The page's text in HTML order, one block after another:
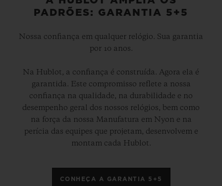
PADRÕES: GARANTIA 5+5
Nossa confiança em qualquer relógio. Sua garantia
por 10 anos.
Na Hublot, a confiança é construída. Agora ela é
garantida. Este compromisso reflete a nossa
confiança na qualidade, na durabilidade e no
desempenho geral dos nossos relógios, bem como
na força da nossa Manufatura em Nyon e na
perícia das equipes que projetam, desenvolvem e
montam cada Hublot.
CONHEÇA A GARANTIA 5+5